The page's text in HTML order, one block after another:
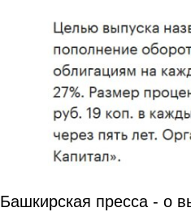
Башкирская пресса - о